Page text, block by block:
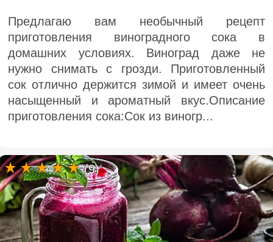
Предлагаю вам необычный рецепт
приготовления виноградного сока в
домашних условиях. Виноград даже не
нужно снимать с грозди. Приготовленный
сок отлично держится зимой и имеет очень
насыщенный и ароматный вкус.Описание
приготовления сока:Сок из виногр...
(9)